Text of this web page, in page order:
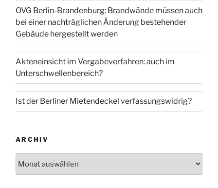
OVG Berlin-Brandenburg: Brandwände müssen auch
bei einer nachträglichen Änderung bestehender
Gebäude hergestellt werden
Akteneinsicht im Vergabeverfahren: auch im
Unterschwellenbereich?
Ist der Berliner Mietendeckel verfassungswidrig?
ARCHIV